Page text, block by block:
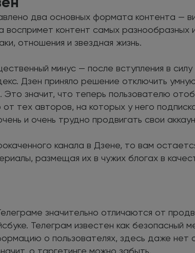
два основных формата контента —
воспримет контент самых разнообразных
отношения и звездная жизнь.
минус — после вступления в силу
Дзен приняло решение отключить
Это значит, что теперь пользователю
от тех авторов, на которых у него
и очень трудно продвигать свои
канала в Дзене, то вам
размещая их в чужих блогах в
значительно отличаются от
Телеграм известен как безопасный
о пользователях, здесь даже нет
о таргетинге можно забыть.